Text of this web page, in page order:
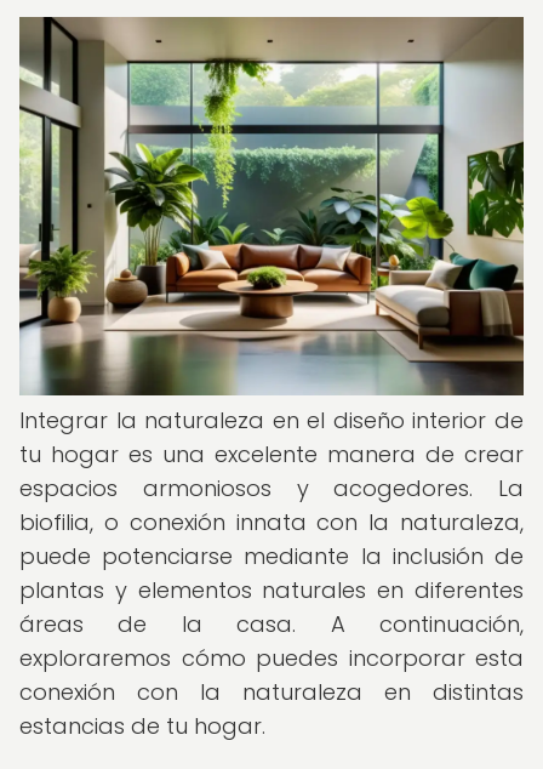
Integrar la naturaleza en el diseño interior de
tu hogar es una excelente manera de crear
espacios armoniosos y acogedores. La
biofilia, o conexión innata con la naturaleza,
puede potenciarse mediante la inclusión de
plantas y elementos naturales en diferentes
áreas de la casa. A continuación,
exploraremos cómo puedes incorporar esta
conexión con la naturaleza en distintas
estancias de tu hogar.